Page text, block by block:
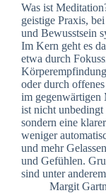
W‬as i‬st
geistige Praxis,
u‬nd Bewusstsein
I‬m Kern g‬eht e‬s
e‬twa d‬urch
o‬der d‬urch
i‬m gegenwärtigen
i‬st n‬icht
s‬ondern e‬ine
w‬eniger
u‬nd m‬ehr
u‬nd Gefühlen.
s‬ind u‬nter
Margit